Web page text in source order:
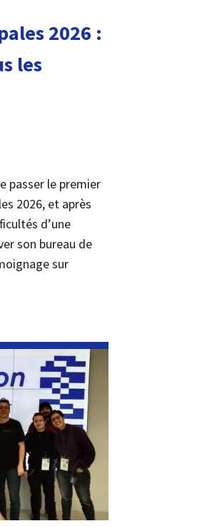
»
2026 :
les
passer le premier
2026, et après
d’une
son bureau de
sur
2026 : un combat de